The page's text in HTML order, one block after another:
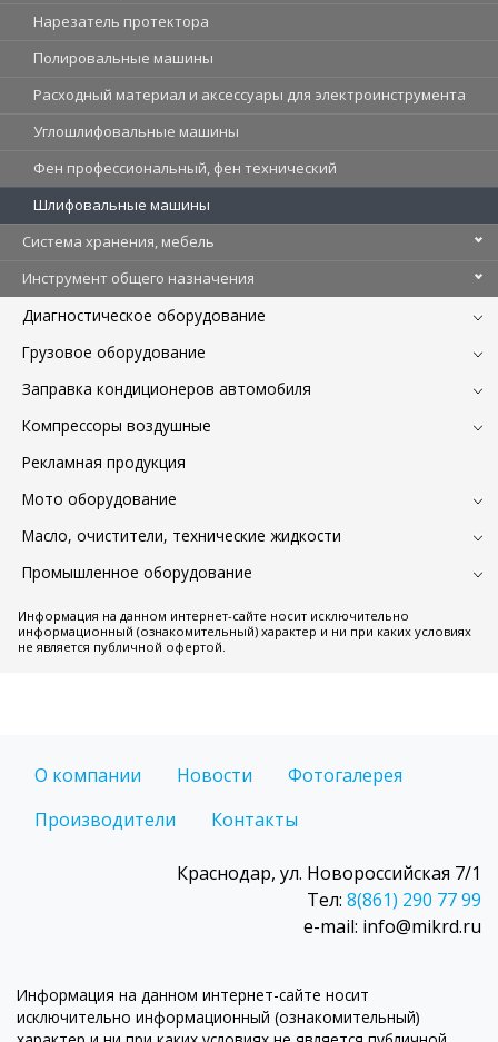
Нарезатель протектора
Полировальные машины
Расходный материал и аксессуары для электроинструмента
Углошлифовальные машины
Фен профессиональный, фен технический
Шлифовальные машины
Система хранения, мебель
Инструмент общего назначения
Диагностическое оборудование
Грузовое оборудование
Заправка кондиционеров автомобиля
Компрессоры воздушные
Рекламная продукция
Мото оборудование
Масло, очистители, технические жидкости
Промышленное оборудование
Информация на данном интернет-сайте носит исключительно
информационный (ознакомительный) характер и ни при каких условиях
не является публичной офертой.
О компании Новости
Фотогалерея
Производители
Контакты
Краснодар, ул. Новороссийская 7/1
Тел: 8(861) 290 77 99
e-mail: info@mikrd.ru
Информация на данном интернет-сайте носит
исключительно информационный (ознакомительный)